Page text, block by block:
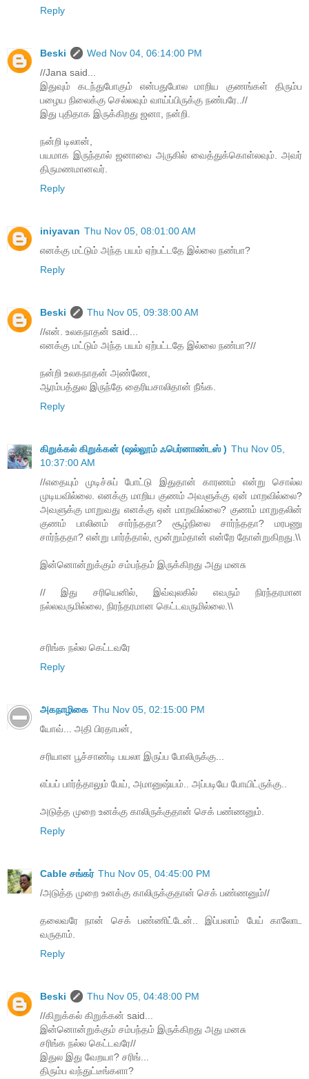
Reply
Beski
Wed Nov 04, 06:14:00 PM
//Jana said...
இதுவும் கடந்துபோகும் என்பதுபோல மாறிய குணங்கள் திரும்ப
பழைய நிலைக்கு செல்லவும் வாய்ப்பிருக்கு நண்பரே..//
இது புதிதாக இருக்கிறது ஜனா, நன்றி.
நன்றி டிலான்,
பயமாக இருந்தால் ஜனாவை அருகில் வைத்துக்கொள்லவும். அவர்
திருமணமானவர்.
Reply
iniyavan Thu Nov 05, 08:01:00 AM
எனக்கு மட்டும் அந்த பயம் ஏற்பட்டதே இல்லை நண்பா?
Reply
Beski
Thu Nov 05, 09:38:00 AM
//என். உலகநாதன் said...
எனக்கு மட்டும் அந்த பயம் ஏற்பட்டதே இல்லை நண்பா?//
நன்றி உலகநாதன் அண்ணே,
ஆரம்பத்துல இருந்தே தைரியசாலிதான் நீங்க.
Reply
கிறுக்கல் கிறுக்கன் (ஷல்லூம் ஃபெர்னாண்டஸ் ) Thu Nov 05,
10:37:00 AM
//எதையும் முடிச்சுப் போட்டு இதுதான் காரணம் என்று சொல்ல
முடியவில்லை. எனக்கு மாறிய குணம் அவளுக்கு ஏன் மாறவில்லை?
அவளுக்கு மாறுவது எனக்கு ஏன் மாறவில்லை? குணம் மாறுதலின்
குணம் பாலினம் சார்ந்ததா? சூழ்நிலை சார்ந்ததா? மரபணு
சார்ந்ததா? என்று பார்த்தால், மூன்றும்தான் என்றே தோன்றுகிறது.\\
இன்னொன்றுக்கும் சம்பந்தம் இருக்கிறது அது மனசு
// இது சரியெனில், இவ்வுலகில் எவரும் நிரந்தரமான
நல்லவருமில்லை, நிரந்தரமான கெட்டவருமில்லை.\\
சரிங்க நல்ல கெட்டவரே
Reply
அகநாழிகை Thu Nov 05, 02:15:00 PM
யோவ்... அதி பிரதாபன்,
சரியான பூச்சாண்டி பயலா இருப்ப போலிருக்கு...
எப்பப் பார்த்தாலும் பேய், அமானுஷ்யம்.. அப்படியே போயிட்ருக்கு..
அடுத்த முறை உனக்கு காலிருக்குதான் செக் பண்ணனும்.
Reply
Cable சங்கர் Thu Nov 05, 04:45:00 PM
/அடுத்த முறை உனக்கு காலிருக்குதான் செக் பண்ணனும்//
தலைவரே நான் செக் பண்ணிட்டேன்.. இப்பலாம் பேய் காலோட
வருதாம்.
Reply
Beski
Thu Nov 05, 04:48:00 PM
//கிறுக்கல் கிறுக்கன் said...
இன்னொன்றுக்கும் சம்பந்தம் இருக்கிறது அது மனசு
சரிங்க நல்ல கெட்டவரே//
இதுல இது வேறயா? சரிங்...
திரும்ப வந்துட்டீங்களா?